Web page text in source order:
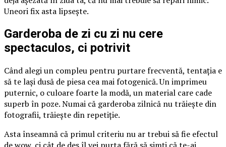
Uneori fix asta lipsește.
Garderoba de zi cu zi nu cere
spectaculos, ci potrivit
Când alegi un compleu pentru purtare frecventă, tentația e
să te lași dusă de piesa cea mai fotogenică. Un imprimeu
puternic, o culoare foarte la modă, un material care cade
superb în poze. Numai că garderoba zilnică nu trăiește din
fotografii, trăiește din repetiție.
Asta înseamnă că primul criteriu nu ar trebui să fie efectul